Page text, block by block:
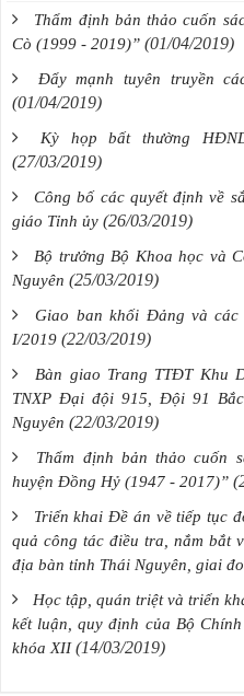
Thẩm định bản thảo cuốn
Cò (1999 - 2019)” (01/04/2019)
Đẩy mạnh tuyên truyền
(01/04/2019)
Kỳ họp bất thường
(27/03/2019)
Công bố các quyết định về
giáo Tỉnh ủy (26/03/2019)
Bộ trưởng Bộ Khoa học và
Nguyên (25/03/2019)
Giao ban khối Đảng và
I/2019 (22/03/2019)
Bàn giao Trang TTĐT Khu
TNXP Đại đội 915, Đội 91
Nguyên (22/03/2019)
Thẩm định bản thảo cuốn
huyện Đồng Hỷ (1947 - 2017)”
Triển khai Đề án về tiếp tục
quả công tác điều tra, nắm bắt
địa bàn tỉnh Thái Nguyên, giai
Học tập, quán triệt và triển
kết luận, quy định của Bộ
khóa XII (14/03/2019)